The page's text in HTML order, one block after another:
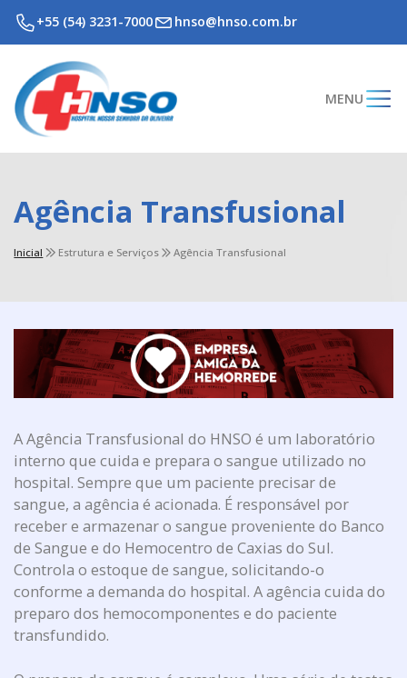
+55 (54) 3231-7000 hnso@hnso.com.br
MENU
Agência Transfusional
Inicial Estrutura e Serviços Agência Transfusional
A Agência Transfusional do HNSO é um laboratório
interno que cuida e prepara o sangue utilizado no
hospital. Sempre que um paciente precisar de
sangue, a agência é acionada. É responsável por
receber e armazenar o sangue proveniente do Banco
de Sangue e do Hemocentro de Caxias do Sul.
Controla o estoque de sangue, solicitando-o
conforme a demanda do hospital. A agência cuida do
preparo dos hemocomponentes e do paciente
transfundido.